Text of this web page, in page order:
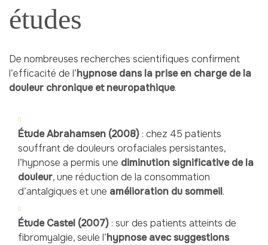
études
De nombreuses recherches scientifiques confirment
l’efficacité de l’hypnose dans la prise en charge de la
douleur chronique et neuropathique.
Étude Abrahamsen (2008) : chez 45 patients
souffrant de douleurs orofaciales persistantes,
l’hypnose a permis une diminution significative de la
douleur, une réduction de la consommation
d’antalgiques et une amélioration du sommeil.
Étude Castel (2007) : sur des patients atteints de
fibromyalgie, seule l’hypnose avec suggestions